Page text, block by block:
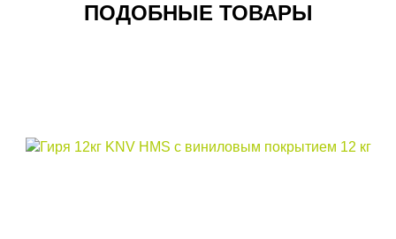
ПОДОБНЫЕ ТОВАРЫ